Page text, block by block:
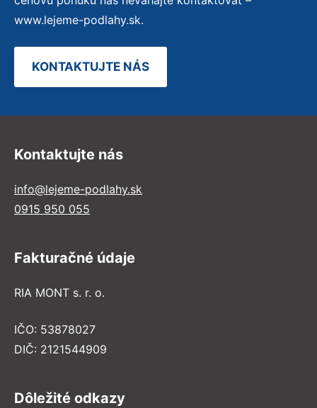
www.lejeme-podlahy.sk.
KONTAKTUJTE NÁS
Kontaktujte nás
info@lejeme-podlahy.sk
0915 950 055
Fakturačné údaje
RIA MONT s. r. o.
IČO: 53878027
DIČ: 2121544909
Dôležité odkazy